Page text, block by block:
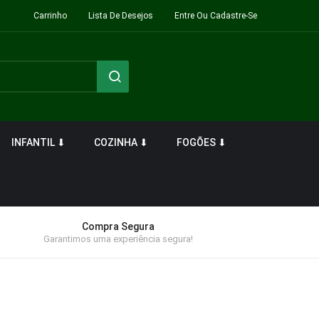
Carrinho Lista De Desejos Entre Ou Cadastre-Se
INFANTIL ⬇ COZINHA ⬇ FOGÕES ⬇
Compra Segura
Garantimos uma experiência segura!